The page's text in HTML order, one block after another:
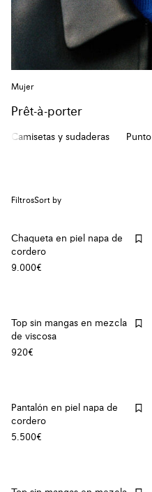
Mujer
Prêt-à-porter
Camisetas y sudaderas Punto
FiltrosSort by
Chaqueta en piel napa de
cordero
9.000€
Top sin mangas en mezcla
de viscosa
920€
Pantalón en piel napa de
cordero
5.500€